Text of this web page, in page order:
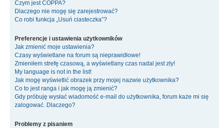
Czym jest COPPA?
Dlaczego nie mogę się zarejestrować?
Co robi funkcja „Usuń ciasteczka”?
Preferencje i ustawienia użytkowników
Jak zmienić moje ustawienia?
Czasy wyświetlane na forum są nieprawidłowe!
Zmieniłem strefę czasową, a wyświetlany czas nadal jest zły!
My language is not in the list!
Jak mogę wyświetlić obrazek przy mojej nazwie użytkownika?
Co to jest ranga i jak mogę ją zmienić?
Gdy próbuję wysłać wiadomość e-mail do użytkownika, forum każe mi się
zalogować. Dlaczego?
Problemy z pisaniem